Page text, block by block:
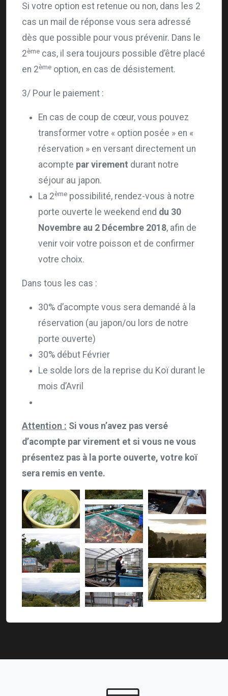
Si votre option est retenue ou non, dans les 2
cas un mail de réponse vous sera adressé
dès que possible pour vous prévenir. Dans le
2ème cas, il sera toujours possible d’être placé
en 2ème option, en cas de désistement.
3/ Pour le paiement :
En cas de coup de cœur, vous pouvez
transformer votre « option posée » en «
réservation » en versant directement un
acompte par virement durant notre
séjour au japon.
La 2ème possibilité, rendez-vous à notre
porte ouverte le weekend end du 30
Novembre au 2 Décembre 2018, afin de
venir voir votre poisson et de confirmer
votre choix.
Dans tous les cas :
30% d’acompte vous sera demandé à la
réservation (au japon/ou lors de notre
porte ouverte)
30% début Février
Le solde lors de la reprise du Koï durant le
mois d’Avril
Attention : Si vous n’avez pas versé
d’acompte par virement et si vous ne vous
présentez pas à la porte ouverte, votre koï
sera remis en vente.